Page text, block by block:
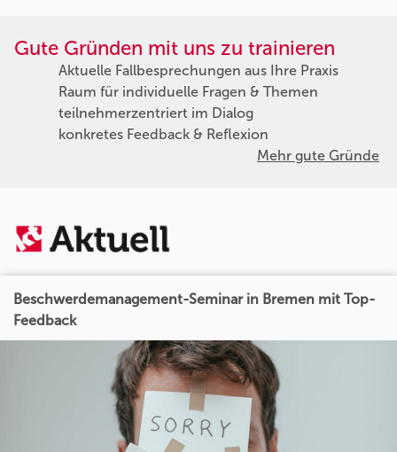
Gute Gründen mit uns zu trainieren
Aktuelle Fallbesprechungen aus Ihre Praxis
Raum für individuelle Fragen & Themen
teilnehmerzentriert im Dialog
konkretes Feedback & Reflexion
Mehr gute Gründe
Beschwerdemanagement-Seminar in Bremen mit Top-
Feedback